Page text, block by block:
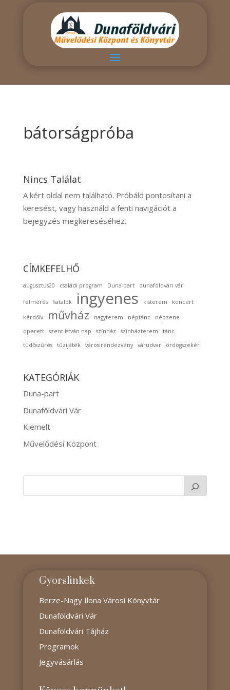
bátorságpróba
Nincs Találat
A kért oldal nem található. Próbáld pontosítani a
keresést, vagy használd a fenti navigációt a
bejegyzés megkereséséhez.
CÍMKEFELHŐ
augusztus20 családi program Duna-part dunaföldvári vár
felmérés fiatalok ingyenes kisterem koncert
kérdőív művház nagyterem néptánc
népzene
operett
szent istván nap színház színházterem
tánc
tüdőszűrés
tűzijáték városirendezvény várudvar ördögszekér
KATEGÓRIÁK
Duna-part
Dunaföldvári Vár
Kiemelt
Művelődési Központ
Gyorslinkek
Berze-Nagy Ilona Városi Könyvtár
Dunaföldvári Vár
Dunaföldvári Tájház
Programok
Jegyvásárlás